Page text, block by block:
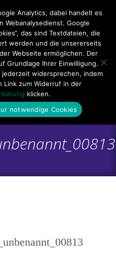
Teilnahmebedingungen
Analytics, dabei handelt es
Webanalysedienst. Google
das sind Textdateien, die
werden und die unsererseits
Webseite ermöglichen. Der
Grundlage Ihrer Einwilligung.
widersprechen, indem
Link zum Widerruf in der
klicken.
notwendige Cookies